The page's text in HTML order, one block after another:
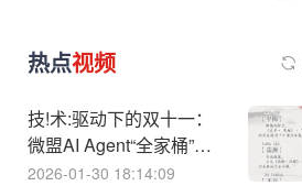
热点视频
技!术:驱动下的双十一：
微盟AI Agent“全家桶”重
构营销大促，降本达80%
2026-01-30 18:14:09